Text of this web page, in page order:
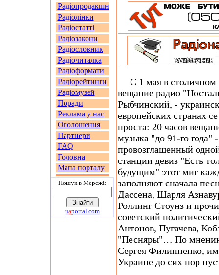
Радіопродакшн
Радіолінки
Радіостатті
Радіозакони
Радіословник
Радіочиталка
Радіоформати
Радіорейтинґи
Радіомузей
Поради
Реклама у нас
Оголошення
Партнери
FAQ
Головна
Мапа порталу
Пошук в Мережi:
uaportal.com
С 1 мая в столичном
вещание радио
Рыбчинский, -
европейских странах
проста: 20 часов
музыка "до 91-го
провозглашенный
станции девиз "Есть
будущим" этот миг
заполняют сначала
Дассена, Шарля
Роллинг Стоунз и
советский
Антонов, Пугачева,
"Песняры"… По мнению
Сергея Филиппенко,
Украине до сих пор